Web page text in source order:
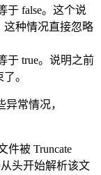
于 false。这个说
这种情况直接忽略
于 true。说明之前
。
常情况，
件被 Truncate
头开始解析该文